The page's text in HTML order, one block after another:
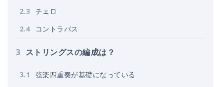
2.3 チェロ
2.4 コントラバス
3 ストリングスの編成は？
3.1
弦楽四重奏が基礎になっている